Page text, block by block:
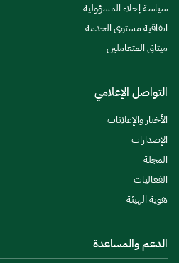
سياسة إخلاء المسؤولية
اتفاقية مستوى الخدمة
ميثاق المتعاملين
التواصل الإعلامي
الأخبار والإعلانات
الإصدارات
المجلة
الفعاليات
هوية الهيئة
الدعم والمساعدة